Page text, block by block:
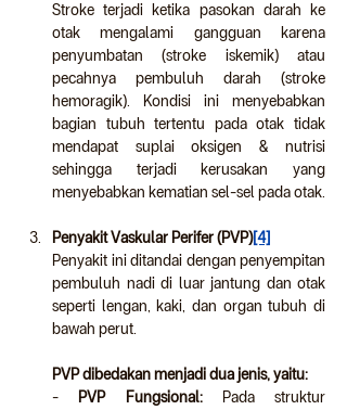
Stroke terjadi ketika pasokan darah ke
otak mengalami gangguan karena
penyumbatan (stroke iskemik) atau
pecahnya pembuluh darah (stroke
hemoragik). Kondisi ini menyebabkan
bagian tubuh tertentu pada otak tidak
mendapat suplai oksigen & nutrisi
sehingga terjadi kerusakan yang
menyebabkan kematian sel-sel pada otak.
Penyakit Vaskular Perifer (PVP)[4]
Penyakit ini ditandai dengan penyempitan
pembuluh nadi di luar jantung dan otak
seperti lengan, kaki, dan organ tubuh di
bawah perut.
PVP dibedakan menjadi dua jenis, yaitu:
-
PVP Fungsional:
Pada struktur